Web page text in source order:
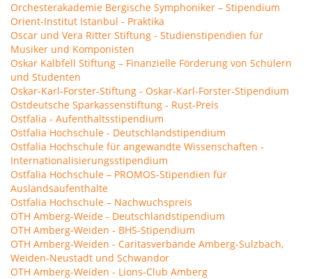
Orchesterakademie Bergische Symphoniker – Stipendium
Orient-Institut Istanbul - Praktika
Oscar und Vera Ritter Stiftung - Studienstipendien für
Musiker und Komponisten
Oskar Kalbfell Stiftung – Finanzielle Förderung von Schülern
und Studenten
Oskar-Karl-Forster-Stiftung - Oskar-Karl-Forster-Stipendium
Ostdeutsche Sparkassenstiftung - Rust-Preis
Ostfalia - Aufenthaltsstipendium
Ostfalia Hochschule - Deutschlandstipendium
Ostfalia Hochschule für angewandte Wissenschaften -
Internationalisierungsstipendium
Ostfalia Hochschule – PROMOS-Stipendien für
Auslandsaufenthalte
Ostfalia Hochschule – Nachwuchspreis
OTH Amberg-Weide - Deutschlandstipendium
OTH Amberg-Weiden - BHS-Stipendium
OTH Amberg-Weiden - Caritasverbände Amberg-Sulzbach,
Weiden-Neustadt und Schwandor
OTH Amberg-Weiden - Lions-Club Amberg